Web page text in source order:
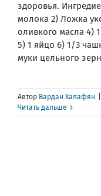
здоровья.
молока 2) Ложка
оливкого масла 4)
5) 1 яйцо 6) 1/3
муки цельного
Автор Вардан Халафян
Читать дальше